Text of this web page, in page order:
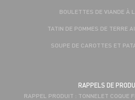
BOULETTES DE VIANDE À
TATIN DE POMMES DE TERRE
SOUPE DE CAROTTES ET
RAPPELS DE
RAPPEL PRODUIT : TONNELET COQUE